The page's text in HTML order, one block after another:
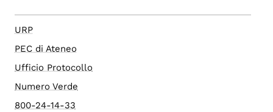
URP
PEC di Ateneo
Ufficio Protocollo
Numero Verde
800-24-14-33